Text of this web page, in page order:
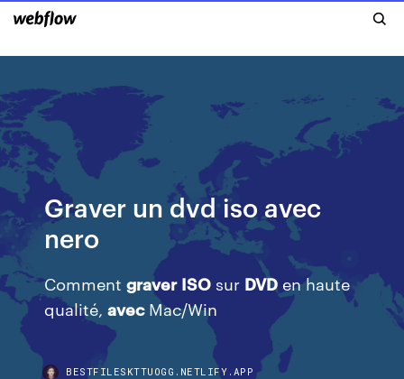
Graver un dvd iso avec
nero
Commentgraver ISO sur DVD en haute
qualité,avecMac/Win
BESTFILESKTTUOGG.NETLIFY.APP